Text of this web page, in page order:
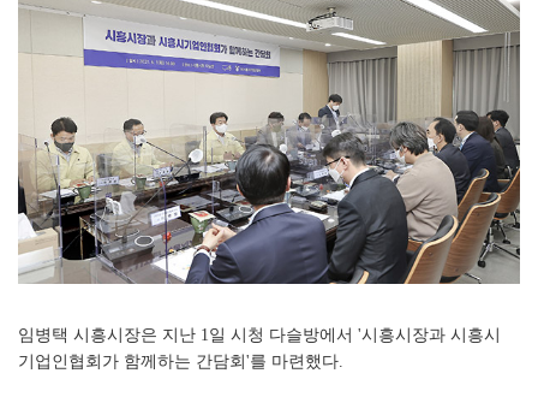
임병택 시흥시장은 지난 1일 시청 다슬방에서 '시흥시장과 시흥시
기업인협회가 함께하는 간담회'를 마련했다.